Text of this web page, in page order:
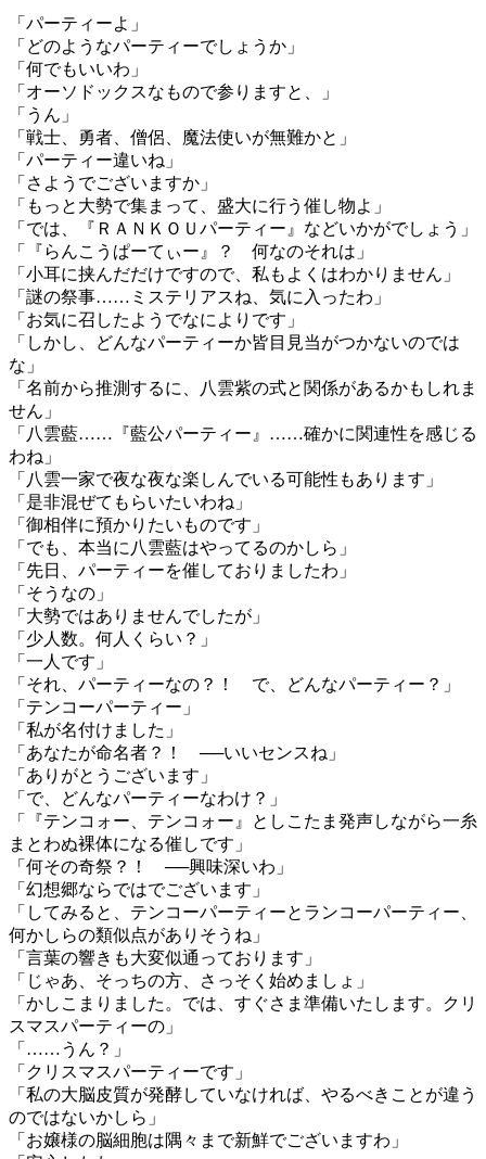
「パーティーよ」
「どのようなパーティーでしょうか」
「何でもいいわ」
「オーソドックスなもので参りますと、」
「うん」
「戦士、勇者、僧侶、魔法使いが無難かと」
「パーティー違いね」
「さようでございますか」
「もっと大勢で集まって、盛大に行う催し物よ」
「では、『ＲＡＮＫＯＵパーティー』などいかがでしょう」
「『らんこうぱーてぃー』？ 何なのそれは」
「小耳に挟んだだけですので、私もよくはわかりません」
「謎の祭事……ミステリアスね、気に入ったわ」
「お気に召したようでなによりです」
「しかし、どんなパーティーか皆目見当がつかないのでは
な」
「名前から推測するに、八雲紫の式と関係があるかもしれま
せん」
「八雲藍……『藍公パーティー』……確かに関連性を感じる
わね」
「八雲一家で夜な夜な楽しんでいる可能性もあります」
「是非混ぜてもらいたいわね」
「御相伴に預かりたいものです」
「でも、本当に八雲藍はやってるのかしら」
「先日、パーティーを催しておりましたわ」
「そうなの」
「大勢ではありませんでしたが」
「少人数。何人くらい？」
「一人です」
「それ、パーティーなの？！ で、どんなパーティー？」
「テンコーパーティー」
「私が名付けました」
「あなたが命名者？！ ──いいセンスね」
「ありがとうございます」
「で、どんなパーティーなわけ？」
「『テンコォー、テンコォー』としこたま発声しながら一糸
まとわぬ裸体になる催しです」
「何その奇祭？！ ──興味深いわ」
「幻想郷ならではでございます」
「してみると、テンコーパーティーとランコーパーティー、
何かしらの類似点がありそうね」
「言葉の響きも大変似通っております」
「じゃあ、そっちの方、さっそく始めましょ」
「かしこまりました。では、すぐさま準備いたします。クリ
スマスパーティーの」
「……うん？」
「クリスマスパーティーです」
「私の大脳皮質が発酵していなければ、やるべきことが違う
のではないかしら」
「お嬢様の脳細胞は隅々まで新鮮でございますわ」